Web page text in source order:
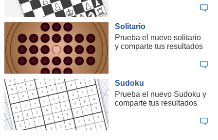
Solitario
Prueba el nuevo solitario
y comparte tus resultados
Sudoku
Prueba el nuevo Sudoku y
comparte tus resultados